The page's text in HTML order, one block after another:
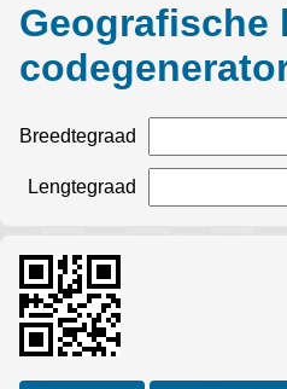
Geografische
Breedtegraad
Lengtegraad